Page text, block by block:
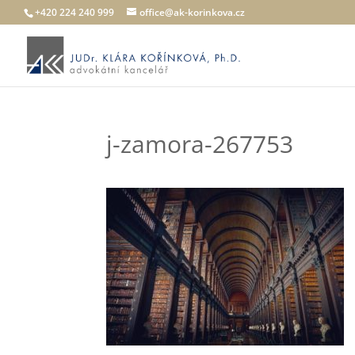
+420 224 240 999 office@ak-korinkova.cz
j-zamora-267753